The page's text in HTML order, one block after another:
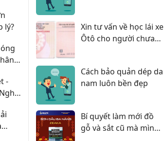
lý?
-
Xin tư vấn về học lái xe
Ôtô cho người chưa
Cách bảo quản dép da
nam luôn bền đẹp
Bí quyết làm mới đồ
gỗ và sắt cũ mà mình